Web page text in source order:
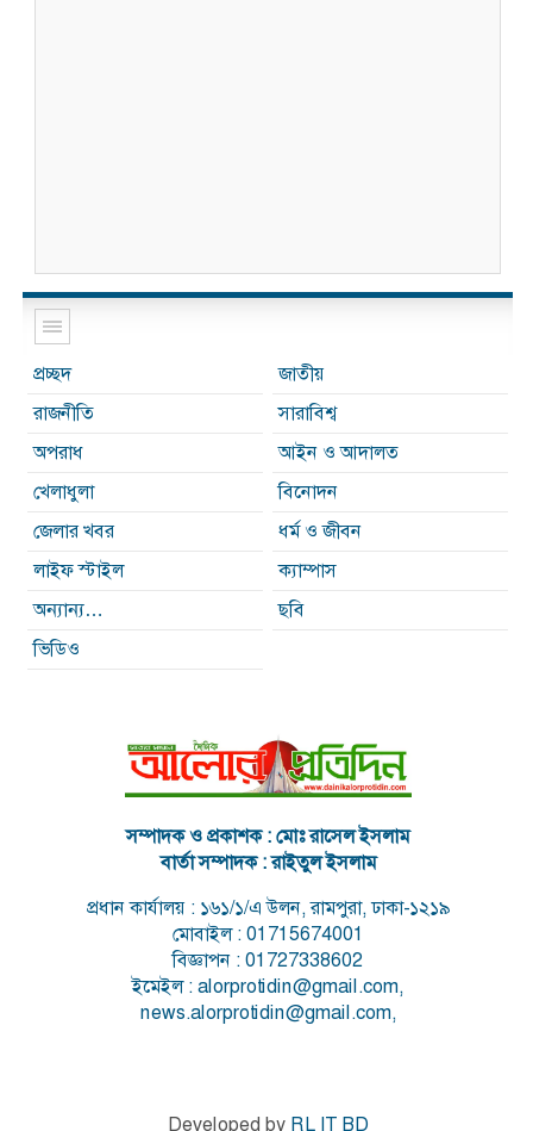
প্রচ্ছদ
জাতীয়
রাজনীতি
সারাবিশ্ব
অপরাধ
আইন ও আদালত
খেলাধুলা
বিনোদন
জেলার খবর
ধর্ম ও জীবন
লাইফ স্টাইল
ক্যাম্পাস
অন্যান্য…
ছবি
ভিডিও
সম্পাদক ও প্রকাশক : মোঃ রাসেল ইসলাম
বার্তা সম্পাদক : রাইতুল ইসলাম
প্রধান কার্যালয় : ১৬১/১/এ উলন, রামপুরা, ঢাকা-১২১৯
মোবাইল : 01715674001
বিজ্ঞাপন : 01727338602
ইমেইল : alorprotidin@gmail.com,
news.alorprotidin@gmail.com,
Developed by RL IT BD